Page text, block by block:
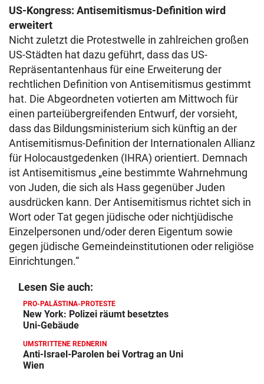
US-Kongress: Antisemitismus-Definition wird
erweitert
Nicht zuletzt die Protestwelle in zahlreichen großen
US-Städten hat dazu geführt, dass das US-
Repräsentantenhaus für eine Erweiterung der
rechtlichen Definition von Antisemitismus gestimmt
hat. Die Abgeordneten votierten am Mittwoch für
einen parteiübergreifenden Entwurf, der vorsieht,
dass das Bildungsministerium sich künftig an der
Antisemitismus-Definition der Internationalen Allianz
für Holocaustgedenken (IHRA) orientiert. Demnach
ist Antisemitismus „eine bestimmte Wahrnehmung
von Juden, die sich als Hass gegenüber Juden
ausdrücken kann. Der Antisemitismus richtet sich in
Wort oder Tat gegen jüdische oder nichtjüdische
Einzelpersonen und/oder deren Eigentum sowie
gegen jüdische Gemeindeinstitutionen oder religiöse
Einrichtungen.“
Lesen Sie auch:
PRO-PALÄSTINA-PROTESTE
New York: Polizei räumt besetztes
Uni-Gebäude
UMSTRITTENE REDNERIN
Anti-Israel-Parolen bei Vortrag an Uni
Wien